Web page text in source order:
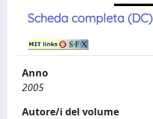
Scheda completa (DC)
Anno
2005
Autore/i del volume